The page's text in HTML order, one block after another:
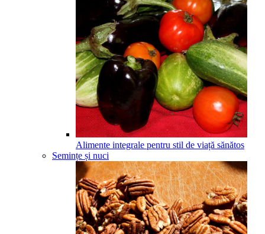
Alimente integrale pentru stil de viață sănătos
Semințe și nuci